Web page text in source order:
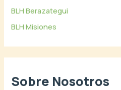
BLH Berazategui
BLH Misiones
Sobre Nosotros